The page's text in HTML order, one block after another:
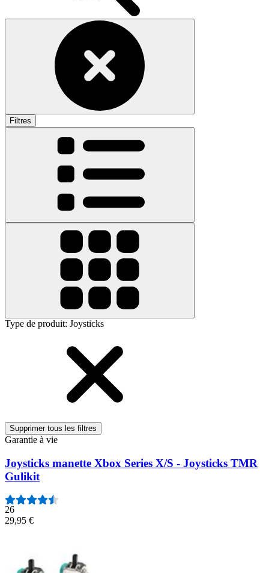
Filtres
Type de produit: Joysticks
Supprimer tous les filtres
Garantie à vie
Joysticks manette Xbox Series X/S - Joysticks TMR
Gulikit
26
29,95 €